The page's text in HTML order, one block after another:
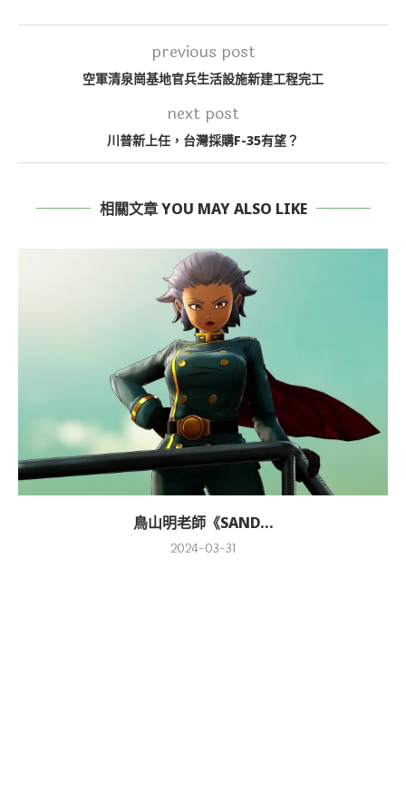
previous post
空軍清泉崗基地官兵生活設施新建工程完工
next post
川普新上任，台灣採購F-35有望？
相關文章 YOU MAY ALSO LIKE
鳥山明老師《SAND...
2024-03-31